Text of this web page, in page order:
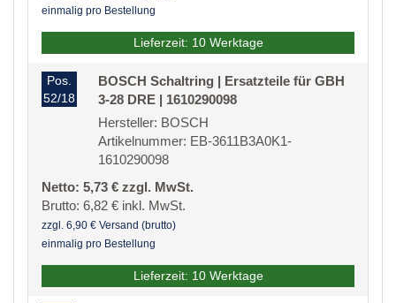
einmalig pro Bestellung
Lieferzeit: 10 Werktage
Pos.
52/18
BOSCH Schaltring | Ersatzteile für GBH
3-28 DRE | 1610290098
Hersteller: BOSCH
Artikelnummer: EB-3611B3A0K1-
1610290098
Netto: 5,73 € zzgl. MwSt.
Brutto: 6,82 € inkl. MwSt.
zzgl. 6,90 € Versand (brutto)
einmalig pro Bestellung
Lieferzeit: 10 Werktage